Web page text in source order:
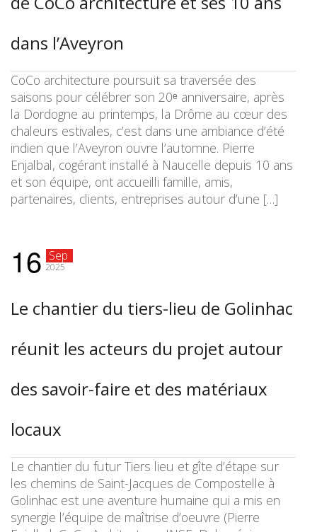
dans l’Aveyron
CoCo architecture poursuit sa traversée des
saisons pour célébrer son 20ᵉ anniversaire, après
la Dordogne au printemps, la Drôme au cœur des
chaleurs estivales, c’est dans une ambiance d’été
indien que l’Aveyron ouvre l’automne. Pierre
Enjalbal, cogérant installé à Naucelle depuis 10 ans
et son équipe, ont accueilli famille, amis,
partenaires, clients, entreprises autour d’une […]
16 Sep
2025
Le chantier du tiers-lieu de Golinhac
réunit les acteurs du projet autour
des savoir-faire et des matériaux
locaux
Le chantier du futur Tiers lieu et gîte d’étape sur
les chemins de Saint-Jacques de Compostelle à
Golinhac est une aventure humaine qui a mis en
synergie l’équipe de maîtrise d’oeuvre (Pierre